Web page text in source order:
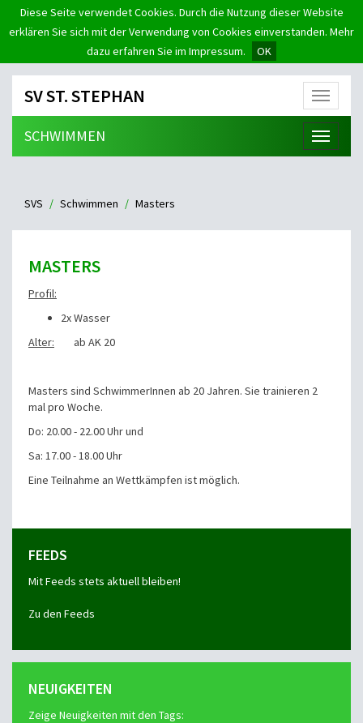
Diese Seite verwendet Cookies. Durch die Nutzung dieser Website
erklären Sie sich mit der Verwendung von Cookies einverstanden. Mehr
dazu erfahren Sie im Impressum.
OK
Menü
SV ST. STEPHAN
Menü
SCHWIMMEN
SVS Schwimmen Masters
MASTERS
Profil:
2x Wasser
Alter: ab AK 20
Masters sind SchwimmerInnen ab 20 Jahren. Sie trainieren 2
mal pro Woche.
Do: 20.00 - 22.00 Uhr und
Sa: 17.00 - 18.00 Uhr
Eine Teilnahme an Wettkämpfen ist möglich.
FEEDS
Mit Feeds stets aktuell bleiben!
Zu den Feeds
NEUIGKEITEN
Zeige Neuigkeiten mit den Tags: